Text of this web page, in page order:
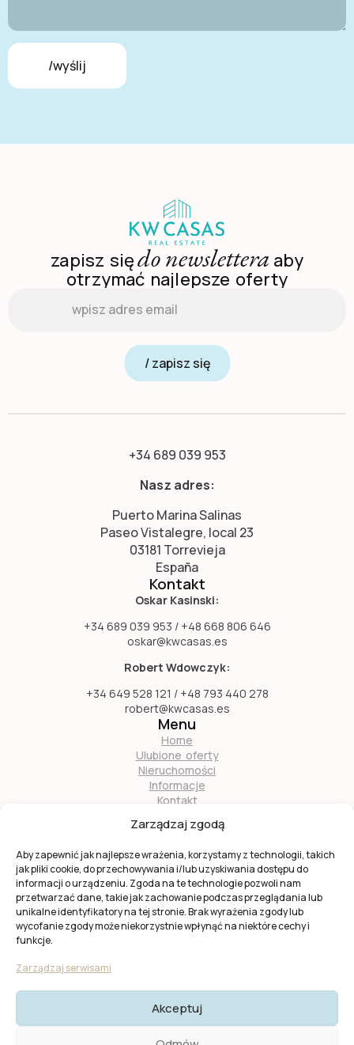
Zarządzaj zgodą
Aby zapewnić jak najlepsze wrażenia, korzystamy z technologii, takich
jak pliki cookie, do przechowywania i/lub uzyskiwania dostępu do
informacji o urządzeniu. Zgoda na te technologie pozwoli nam
przetwarzać dane, takie jak zachowanie podczas przeglądania lub
unikalne identyfikatory na tej stronie. Brak wyrażenia zgody lub
wycofanie zgody może niekorzystnie wpłynąć na niektóre cechy i
funkcje.
Zarządzaj serwisami
Akceptuj
/wyślij
zapisz siędo newslettera aby
otrzymać najlepsze oferty
/ zapisz się
+34 689 039 953
Nasz adres:
Puerto Marina Salinas
Paseo Vistalegre, local 23
03181 Torrevieja
España
Kontakt
Oskar Kasinski:
+34 689 039 953 / +48 668 806 646
oskar@kwcasas.es
Robert Wdowczyk:
+34 649 528 121 / +48 793 440 278
robert@kwcasas.es
Menu
Home
Ulubione oferty
Nieruchomości
Informacje
Kontakt
Zostań naszym partnerem
Ta strona jest chroniona przez